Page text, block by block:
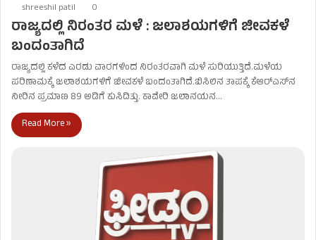
shreeshil patil 0
ರಾಜ್ಯದಲ್ಲಿ ನಿರಂತರ ಮಳೆ : ಜಲಾಶಯಗಳಿಗೆ ಜೀವಕಳೆ
ಬಂದಂತಾಗಿದೆ
ರಾಜ್ಯದಲ್ಲಿ ಕಳೆದ ಎರಡು ವಾರಗಳಿಂದ ನಿರಂತರವಾಗಿ ಮಳೆ ಸುರಿಯುತ್ತಿದೆ.ಮಳೆಯ
ಪರಿಣಾಮಕ್ಕೆ ಜಲಾಶಯಗಳಿಗೆ ಜೀವಕಳೆ ಬಂದಂತಾಗಿದೆ.ಬಿಸಿಲಿನ ತಾಪಕ್ಕೆ ಕೆಆರ್​ಎಸ್​ನ
ನೀರಿನ ಪ್ರಮಾಣ 89 ಅಡಿಗೆ ಕುಸಿದಿತ್ತು. ಕಾವೇರಿ ಜಲಾನಯನ…
Read More »